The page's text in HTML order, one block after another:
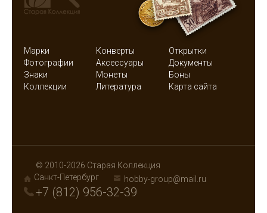
Марки Конверты
Открытки
Фотографии
Аксессуары
Документы
Знаки
Монеты
Боны
Коллекции
Литература Карта сайта
© 2010-2026 Старая Коллекция
Санкт-Петербург
hobby-group@mail.ru
+7 (812) 956-32-39